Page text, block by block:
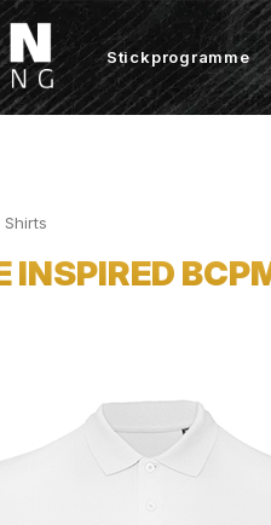
Stickprogramme
Shirts
INSPIRED